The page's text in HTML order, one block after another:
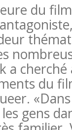
du
a cherché
du
gens